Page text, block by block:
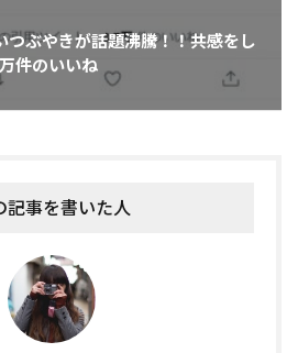
つぶやきが話題沸騰！！共感をし
件のいいね
記事を書いた人